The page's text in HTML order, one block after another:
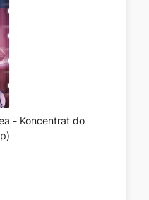
- Koncentrat do